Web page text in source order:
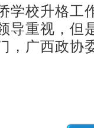
校升格工
导重视，但
，广西政协